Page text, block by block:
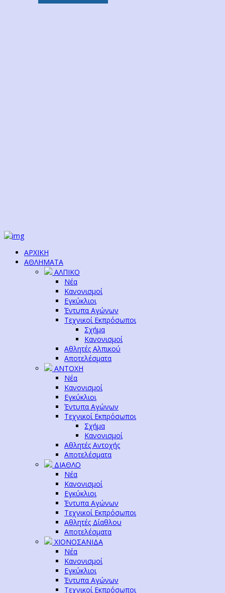
ΑΡΧΙΚΗ
ΑΘΛΗΜΑΤΑ
ΑΛΠΙΚΟ
Νέα
Κανονισμοί
Εγκύκλιοι
Έντυπα Αγώνων
Τεχνικοί Εκπρόσωποι
Σχήμα
Κανονισμοί
Αθλητές Αλπικού
Αποτελέσματα
ΑΝΤΟΧΗ
Νέα
Κανονισμοί
Εγκύκλιοι
Έντυπα Αγώνων
Τεχνικοί Εκπρόσωποι
Σχήμα
Κανονισμοί
Αθλητές Αντοχής
Αποτελέσματα
ΔΙΑΘΛΟ
Νέα
Κανονισμοί
Εγκύκλιοι
Έντυπα Αγώνων
Τεχνικοί Εκπρόσωποι
Αθλητές Δίαθλου
Αποτελέσματα
ΧΙΟΝΟΣΑΝΙΔΑ
Νέα
Κανονισμοί
Εγκύκλιοι
Έντυπα Αγώνων
Τεχνικοί Εκπρόσωποι